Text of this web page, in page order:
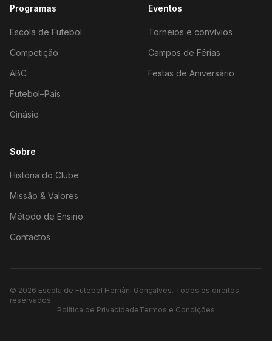
Programas
Escola de Futebol
Competição
ABC
Futebol–Pais
Ginásio
Eventos
Torneios e convívios
Campos de Férias
Festas de Aniversário
Sobre
História do Clube
Missão & Valores
Método de Ensino
Contactos
© 2026 Escola de Futebol Hernâni Gonçalves. Todos os direitos
reservados.
Política de PrivacidadeTermos e Condições